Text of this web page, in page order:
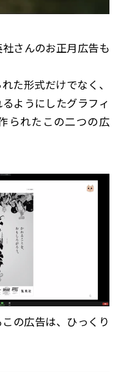
さんのお正月広告も
た形式だけでなく、
ようにしたグラフィ
られたこの二つの広
の広告は、ひっくり